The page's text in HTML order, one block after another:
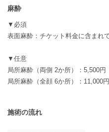
麻酔
▼必須
表面麻酔：チケット料金に含まれ
▼任意
局所麻酔（両側 2か所）：5,500円
局所麻酔（全顔 6か所）：11,000円
施術の流れ